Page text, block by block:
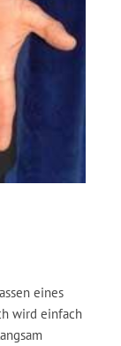
eines
wird einfach